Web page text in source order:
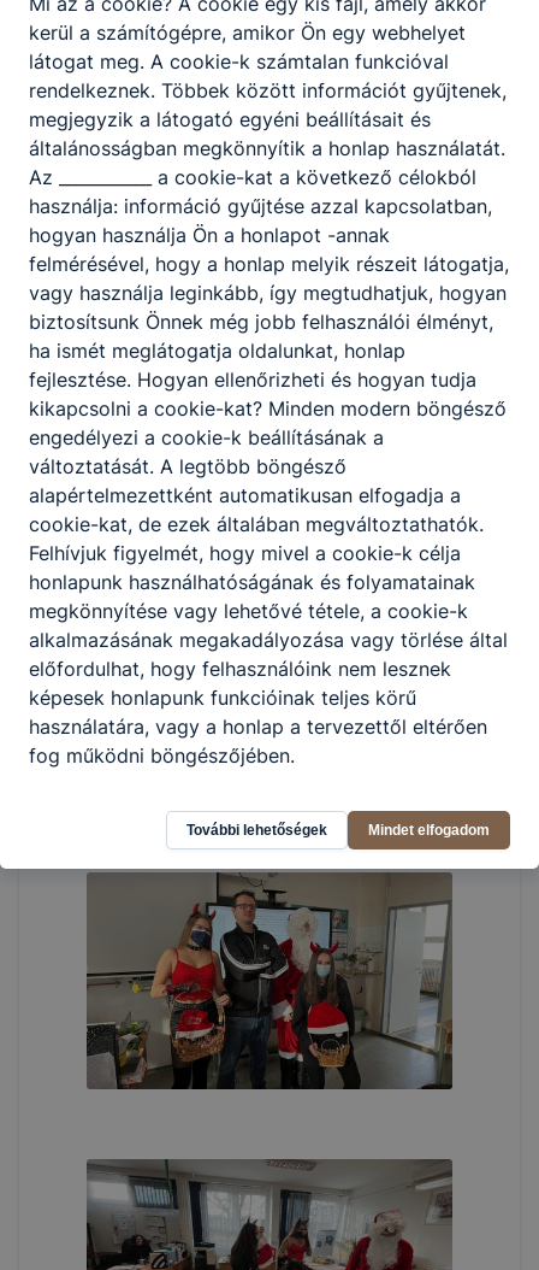
kerül a számítógépre, amikor Ön egy webhelyet
látogat meg. A cookie-k számtalan funkcióval
rendelkeznek. Többek között információt gyűjtenek,
megjegyzik a látogató egyéni beállításait és
általánosságban megkönnyítik a honlap használatát.
Az ___________ a cookie-kat a következő célokból
használja: információ gyűjtése azzal kapcsolatban,
hogyan használja Ön a honlapot -annak
felmérésével, hogy a honlap melyik részeit látogatja,
vagy használja leginkább, így megtudhatjuk, hogyan
biztosítsunk Önnek még jobb felhasználói élményt,
ha ismét meglátogatja oldalunkat, honlap
fejlesztése. Hogyan ellenőrizheti és hogyan tudja
kikapcsolni a cookie-kat? Minden modern böngésző
engedélyezi a cookie-k beállításának a
változtatását. A legtöbb böngésző
alapértelmezettként automatikusan elfogadja a
cookie-kat, de ezek általában megváltoztathatók.
Felhívjuk figyelmét, hogy mivel a cookie-k célja
honlapunk használhatóságának és folyamatainak
megkönnyítése vagy lehetővé tétele, a cookie-k
alkalmazásának megakadályozása vagy törlése által
előfordulhat, hogy felhasználóink nem lesznek
képesek honlapunk funkcióinak teljes körű
használatára, vagy a honlap a tervezettől eltérően
fog működni böngészőjében.
További lehetőségek Mindet elfogadom